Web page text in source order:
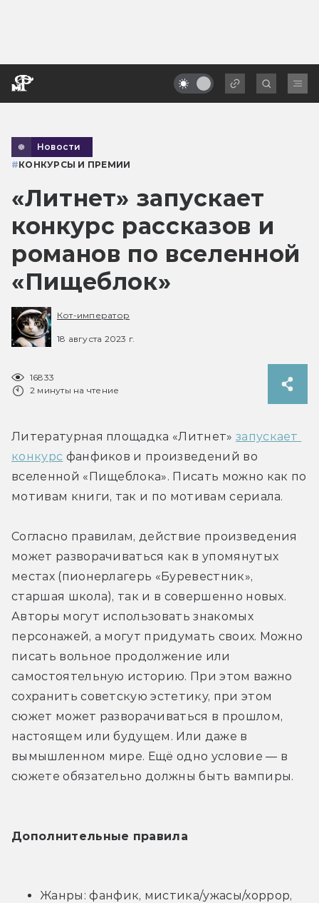
Новости
#КОНКУРСЫ И ПРЕМИИ
«Литнет» запускает
конкурс рассказов и
романов по вселенной
«Пищеблок»
Кот-император
18 августа 2023 г.
16833
2 минуты на чтение
Литературная площадка «Литнет» запускает
конкурс фанфиков и произведений во
вселенной «Пищеблока». Писать можно как по
мотивам книги, так и по мотивам сериала.
Согласно правилам, действие произведения
может разворачиваться как в упомянутых
местах (пионерлагерь «Буревестник»,
старшая школа), так и в совершенно новых.
Авторы могут использовать знакомых
персонажей, а могут придумать своих. Можно
писать вольное продолжение или
самостоятельную историю. При этом важно
сохранить советскую эстетику, при этом
сюжет может разворачиваться в прошлом,
настоящем или будущем. Или даже в
вымышленном мире. Ещё одно условие — в
сюжете обязательно должны быть вампиры.
Дополнительные правила
Жанры: фанфик, мистика/ужасы/хоррор,